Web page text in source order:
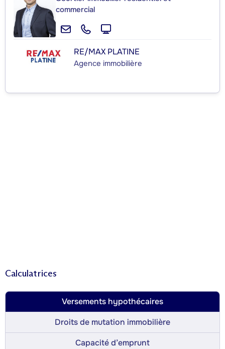
commercial
RE/MAX PLATINE
Agence immobilière
Calculatrices
Versements hypothécaires
Droits de mutation immobilière
Capacité d’emprunt